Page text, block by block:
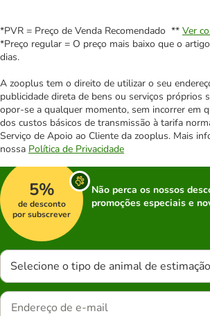
*PVR = Preço de Venda Recomendado ** Ver
*Preço regular = O preço mais baixo que o
dias.
A zooplus tem o direito de utilizar o seu
publicidade direta de bens ou serviços próprios
opor-se a qualquer momento, sem incorrer em
dos custos básicos de transmissão à tarifa
Serviço de Apoio ao Cliente da zooplus. Mais
nossa Política de Privacidade
5%
de desconto
por subscrever
Não perca os nossos
promoções especiais e
Selecione o tipo de animal de estimação